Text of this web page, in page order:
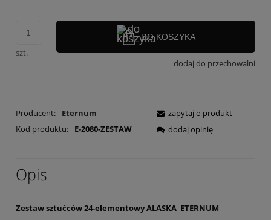
szt.
DO KOSZYKA
dodaj do przechowalni
Producent:
Eternum
Kod produktu:
E-2080-ZESTAW
zapytaj o produkt
dodaj opinię
Opis
Zestaw sztućców 24-elementowyALASKA ETERNUM